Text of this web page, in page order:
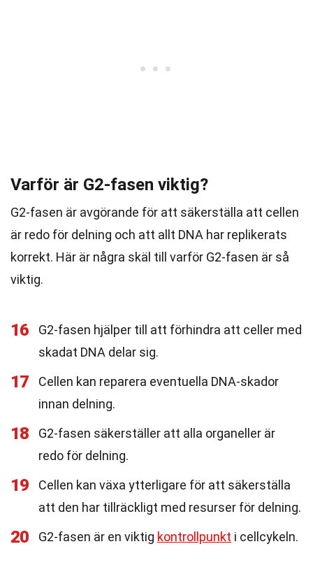
Varför är G2-fasen viktig?
G2-fasen är avgörande för att säkerställa att cellen
är redo för delning och att allt DNA har replikerats
korrekt. Här är några skäl till varför G2-fasen är så
viktig.
16
G2-fasen hjälper till att förhindra att celler med
skadat DNA delar sig.
17
Cellen kan reparera eventuella DNA-skador
innan delning.
18
G2-fasen säkerställer att alla organeller är
redo för delning.
19
Cellen kan växa ytterligare för att säkerställa
att den har tillräckligt med resurser för delning.
20 G2-fasen är en viktig kontrollpunkt i cellcykeln.